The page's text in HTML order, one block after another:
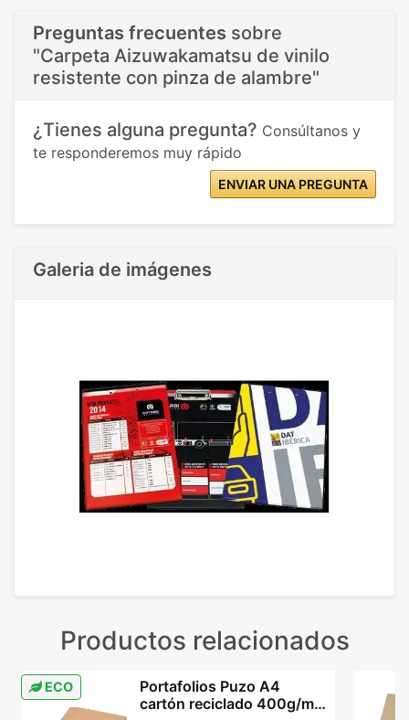
Preguntas frecuentes sobre
"Carpeta Aizuwakamatsu de vinilo
resistente con pinza de alambre"
¿Tienes alguna pregunta? Consúltanos y
te responderemos muy rápido
ENVIAR UNA PREGUNTA
Galeria de imágenes
Productos relacionados
ECO
Portafolios Puzo A4
cartón reciclado 400g/m²